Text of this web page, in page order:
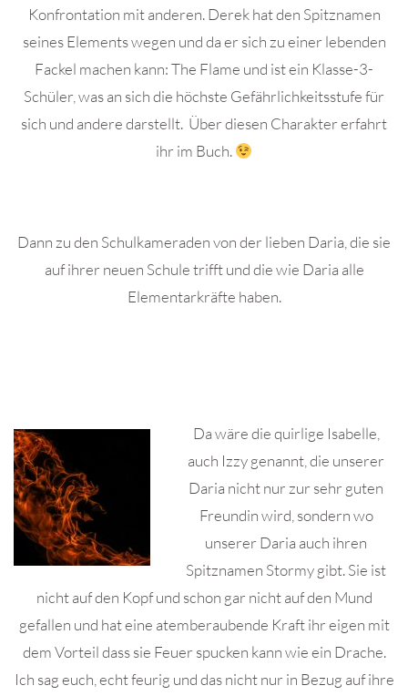
Konfrontation mit anderen. Derek hat den Spitznamen
seines Elements wegen und da er sich zu einer lebenden
Fackel machen kann: The Flame und ist ein Klasse-3-
Schüler, was an sich die höchste Gefährlichkeitsstufe für
sich und andere darstellt. Über diesen Charakter erfahrt
ihr im Buch.
Dann zu den Schulkameraden von der lieben Daria, die sie
auf ihrer neuen Schule trifft und die wie Daria alle
Elementarkräfte haben.
Da wäre die quirlige Isabelle,
auch Izzy genannt, die unserer
Daria nicht nur zur sehr guten
Freundin wird, sondern wo
unserer Daria auch ihren
Spitznamen Stormy gibt. Sie ist
nicht auf den Kopf und schon gar nicht auf den Mund
gefallen und hat eine atemberaubende Kraft ihr eigen mit
dem Vorteil dass sie Feuer spucken kann wie ein Drache.
Ich sag euch, echt feurig und das nicht nur in Bezug auf ihre